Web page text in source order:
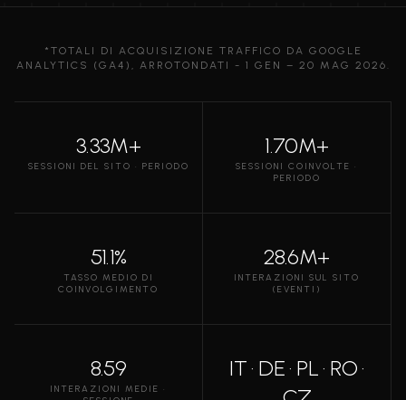
*TOTALI DI ACQUISIZIONE TRAFFICO DA GOOGLE
ANALYTICS (GA4), ARROTONDATI - 1 GEN – 20 MAG 2026.
3.33M+
SESSIONI DEL SITO · PERIODO
1.70M+
SESSIONI COINVOLTE ·
PERIODO
51.1%
TASSO MEDIO DI
COINVOLGIMENTO
28.6M+
INTERAZIONI SUL SITO
(EVENTI)
8.59
INTERAZIONI MEDIE ·
IT · DE · PL · RO ·